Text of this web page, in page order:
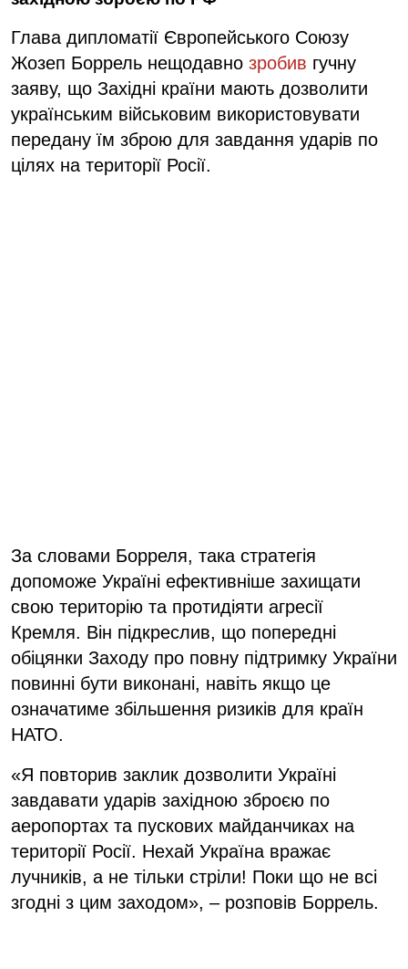
Глава дипломатії Європейського Союзу
Жозеп Боррель нещодавно зробив гучну
заяву, що Західні країни мають дозволити
українським військовим використовувати
передану їм зброю для завдання ударів по
цілях на території Росії.
За словами Борреля, така стратегія
допоможе Україні ефективніше захищати
свою територію та протидіяти агресії
Кремля. Він підкреслив, що попередні
обіцянки Заходу про повну підтримку України
повинні бути виконані, навіть якщо це
означатиме збільшення ризиків для країн
НАТО.
«Я повторив заклик дозволити Україні
завдавати ударів західною зброєю по
аеропортах та пускових майданчиках на
території Росії. Нехай Україна вражає
лучників, а не тільки стріли! Поки що не всі
згодні з цим заходом», – розповів Боррель.